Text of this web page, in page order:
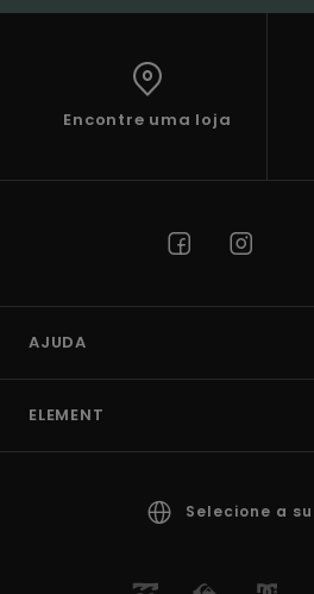
Encontre uma loja
AJUDA
ELEMENT
Selecione a